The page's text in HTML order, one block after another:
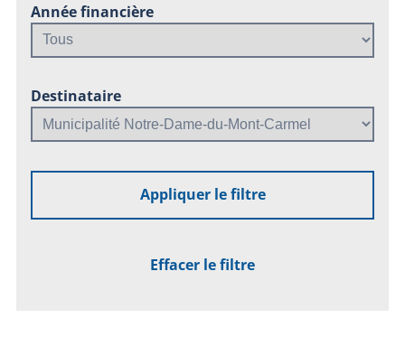
Année financière
Destinataire
Appliquer le filtre
Effacer le filtre